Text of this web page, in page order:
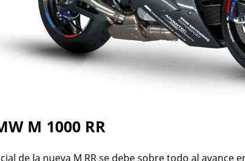
M 1000 RR
de la nueva M RR se debe sobre todo al avance